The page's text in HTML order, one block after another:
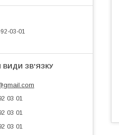
03-01
03 01
03 01
03 01